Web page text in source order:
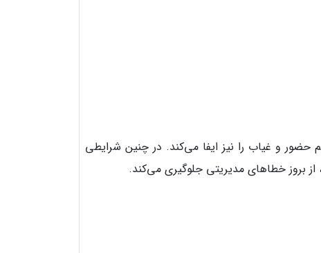
و غیاب را نیز ایفا می‌کند. در چنین شرایطی
از بروز خطاهای مدیریتی جلوگیری می‌کند.